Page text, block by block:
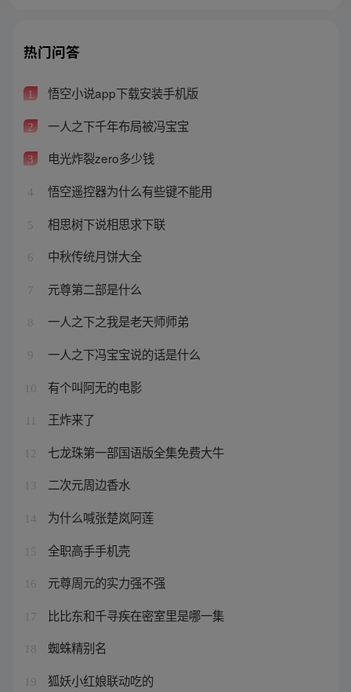
热门问答
1 悟空小说app下载安装手机版
2 一人之下千年布局被冯宝宝
3 电光炸裂zero多少钱
4 悟空遥控器为什么有些键不能用
5 相思树下说相思求下联
6 中秋传统月饼大全
7 元尊第二部是什么
8 一人之下之我是老天师师弟
9 一人之下冯宝宝说的话是什么
10 有个叫阿无的电影
王炸来了
12 七龙珠第一部国语版全集免费大牛
13 二次元周边香水
14 为什么喊张楚岚阿莲
15 全职高手手机壳
16 元尊周元的实力强不强
17 比比东和千寻疾在密室里是哪一集
18 蜘蛛精别名
19 狐妖小红娘联动吃的